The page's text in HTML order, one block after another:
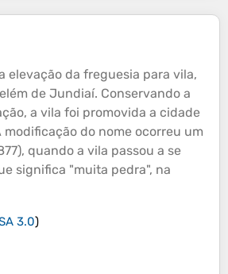
elevação da freguesia para vila,
de Jundiaí. Conservando a
a vila foi promovida a cidade
modificação do nome ocorreu um
quando a vila passou a se
significa "muita pedra", na
3.0)